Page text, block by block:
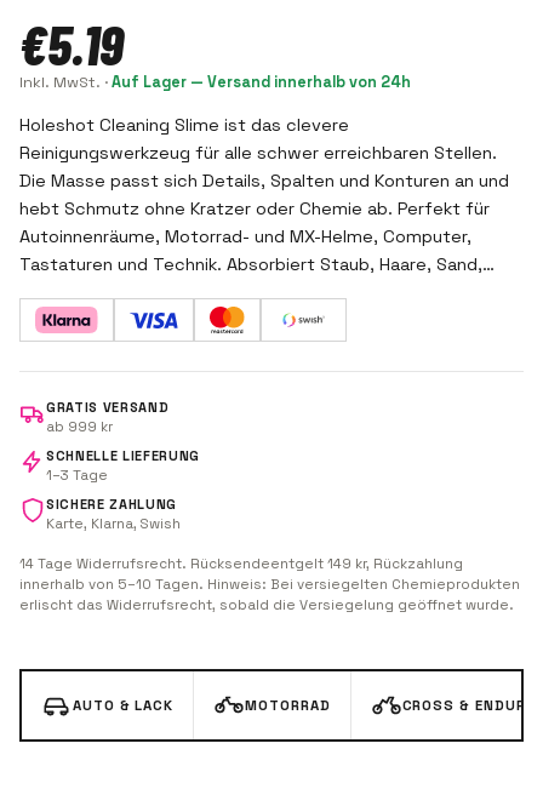
€5.19
Inkl. MwSt. ·Auf Lager — Versand innerhalb von 24h
Holeshot Cleaning Slime ist das clevere
Reinigungswerkzeug für alle schwer erreichbaren Stellen.
Die Masse passt sich Details, Spalten und Konturen an und
hebt Schmutz ohne Kratzer oder Chemie ab. Perfekt für
Autoinnenräume, Motorrad- und MX-Helme, Computer,
Tastaturen und Technik. Absorbiert Staub, Haare, Sand,
wird. Wiederverwendbar, bis sie voller Schmutz ist. Duft:
Hubba Bubba.
GRATIS VERSAND
ab 999 kr
SCHNELLE LIEFERUNG
1–3 Tage
SICHERE ZAHLUNG
Karte, Klarna, Swish
14 Tage Widerrufsrecht. Rücksendeentgelt 149 kr, Rückzahlung
innerhalb von 5–10 Tagen. Hinweis: Bei versiegelten Chemieprodukten
erlischt das Widerrufsrecht, sobald die Versiegelung geöffnet wurde.
AUTO & LACK MOTORRAD CROSS & ENDURO